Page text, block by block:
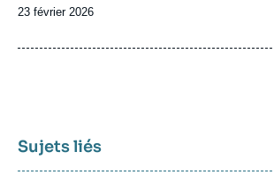
Date
publication
23 février 2026
Sujets liés